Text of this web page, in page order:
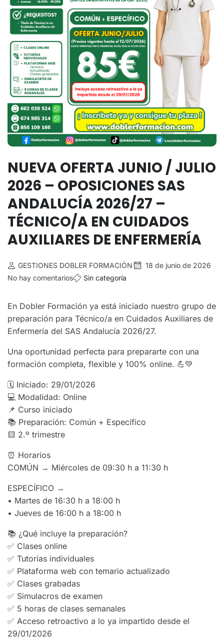
NUEVA OFERTA JUNIO / JULIO
2026 – OPOSICIONES SAS
ANDALUCÍA 2026/27 –
TÉCNICO/A EN CUIDADOS
AUXILIARES DE ENFERMERÍA
GESTIONES DOBLER FORMACIÓN
18 de junio de 2026
No hay comentarios
Sin categoría
En Dobler Formación ya está iniciado nuestro grupo de
preparación para Técnico/a en Cuidados Auxiliares de
Enfermería del SAS Andalucía 2026/27.
Una oportunidad perfecta para prepararte con una
formación completa, flexible y 100% online. 💪💚
🗓 Iniciado: 29/01/2026
💻 Modalidad: Online
📌 Curso iniciado
📚 Preparación: Común + Específico
🟨 2.º trimestre
⏰ Horarios
COMÚN → Miércoles de 09:30 h a 11:30 h
ESPECÍFICO →
• Martes de 16:30 h a 18:00 h
• Jueves de 16:00 h a 18:00 h
📚 ¿Qué incluye la preparación?
✅ Clases online
✅ Tutorías individuales
✅ Plataforma web con temario actualizado
✅ Clases grabadas
✅ Simulacros de examen
✅ 5 horas de clases semanales
✅ Acceso retroactivo a lo ya impartido desde el
29/01/2026